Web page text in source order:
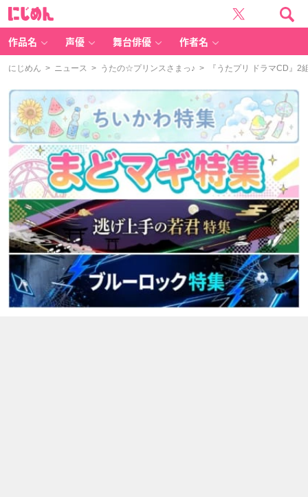
作品名 声優 舞台俳優 作者名
にじめん > ニュース > うたの☆プリンスさまっ♪ > 『うたプリ ドラマCD』2